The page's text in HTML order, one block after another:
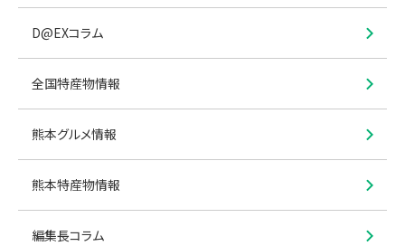
D@EXコラム
全国特産物情報
熊本グルメ情報
熊本特産物情報
編集長コラム